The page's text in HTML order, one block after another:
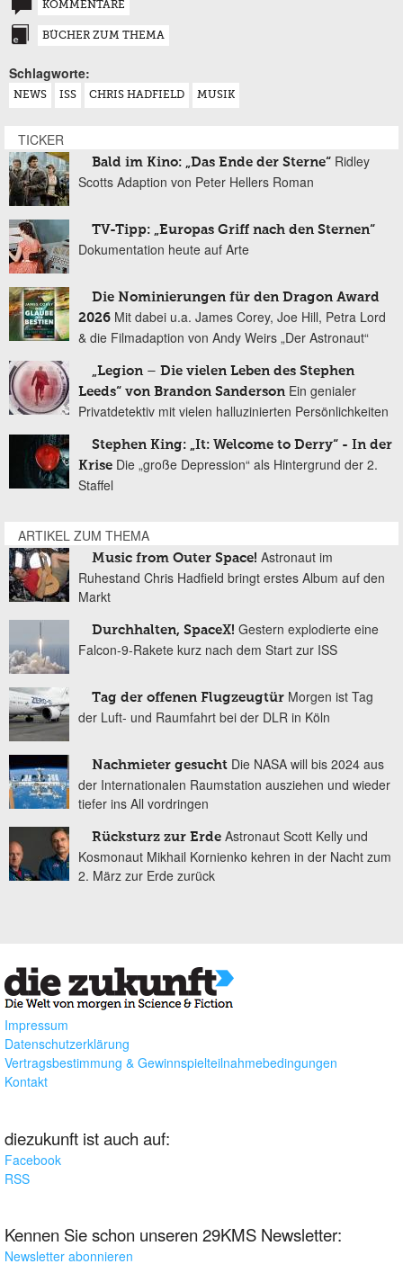
KOMMENTARE
BÜCHER ZUM THEMA
Schlagworte:
NEWS ISS CHRIS HADFIELD MUSIK
TICKER
Bald im Kino: „Das Ende der Sterne“ Ridley
Scotts Adaption von Peter Hellers Roman
TV-Tipp: „Europas Griff nach den Sternen“
Dokumentation heute auf Arte
Die Nominierungen für den Dragon Award
2026 Mit dabei u.a. James Corey, Joe Hill, Petra Lord
& die Filmadaption von Andy Weirs „Der Astronaut“
„Legion – Die vielen Leben des Stephen
Leeds“ von Brandon Sanderson Ein genialer
Privatdetektiv mit vielen halluzinierten Persönlichkeiten
Stephen King: „It: Welcome to Derry“ - In der
Krise Die „große Depression“ als Hintergrund der 2.
Staffel
ARTIKEL ZUM THEMA
Music from Outer Space! Astronaut im
Ruhestand Chris Hadfield bringt erstes Album auf den
Markt
Durchhalten, SpaceX! Gestern explodierte eine
Falcon-9-Rakete kurz nach dem Start zur ISS
Tag der offenen Flugzeugtür Morgen ist Tag
der Luft- und Raumfahrt bei der DLR in Köln
Nachmieter gesucht Die NASA will bis 2024 aus
der Internationalen Raumstation ausziehen und wieder
tiefer ins All vordringen
Rücksturz zur Erde Astronaut Scott Kelly und
Kosmonaut Mikhail Kornienko kehren in der Nacht zum
2. März zur Erde zurück
Impressum
Datenschutzerklärung
Vertragsbestimmung & Gewinnspielteilnahmebedingungen
Kontakt
diezukunft ist auch auf:
Facebook
RSS
Kennen Sie schon unseren 29KMS Newsletter:
Newsletter abonnieren